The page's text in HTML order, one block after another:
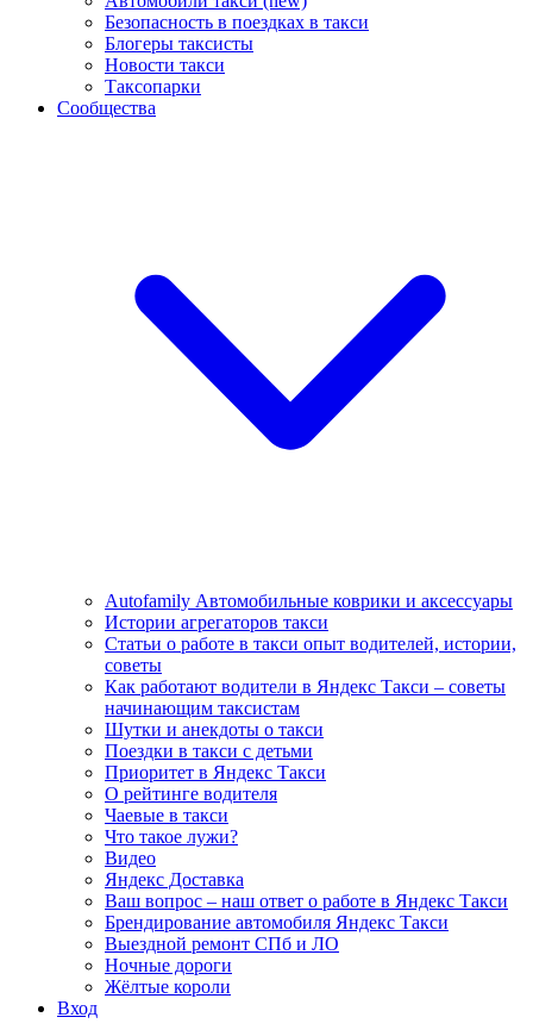
Безопасность в поездках в такси
Блогеры таксисты
Новости такси
Таксопарки
Сообщества
Autofamily Автомобильные коврики и аксессуары
Истории агрегаторов такси
Статьи о работе в такси опыт водителей, истории,
советы
Как работают водители в Яндекс Такси – советы
начинающим таксистам
Шутки и анекдоты о такси
Поездки в такси с детьми
Приоритет в Яндекс Такси
О рейтинге водителя
Чаевые в такси
Что такое лужи?
Видео
Яндекс Доставка
Ваш вопрос – наш ответ о работе в Яндекс Такси
Брендирование автомобиля Яндекс Такси
Выездной ремонт СПб и ЛО
Ночные дороги
Жёлтые короли
Вход